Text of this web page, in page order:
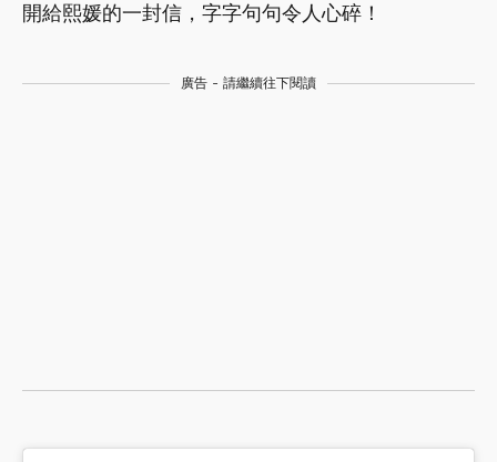
開給熙媛的一封信，字字句句令人心碎！
廣告 - 請繼續往下閱讀